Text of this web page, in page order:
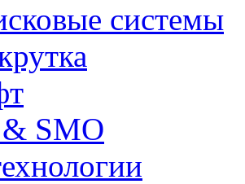
системы
SMO